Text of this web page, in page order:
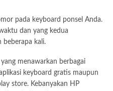
pada keyboard ponsel Anda.
dan yang kedua
beberapa kali.
menawarkan berbagai
keyboard gratis maupun
store. Kebanyakan HP